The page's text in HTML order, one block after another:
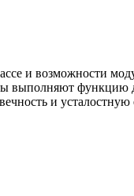
и возможности
выполняют функцию
и усталостную